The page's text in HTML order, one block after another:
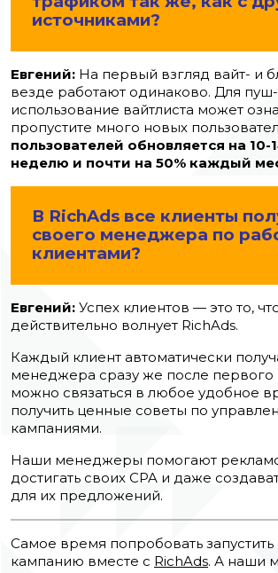
источниками?
Евгений: На первый взгляд вайт- и
везде работают одинаково. Для
использование вайтлиста может
пропустите много новых
пользователей обновляется на
неделю и почти на 50% каждый
В RichAds все клиенты
своего менеджера по
клиентами?
Евгений: Успех клиентов — это то,
действительно волнует RichAds.
Каждый клиент автоматически
менеджера сразу же после первого
можно связаться в любое удобное
получить ценные советы по
кампаниями.
Наши менеджеры помогают
достигать своих CPA и даже
для их предложений.
Самое время попробовать
кампанию вместе с RichAds. А наши